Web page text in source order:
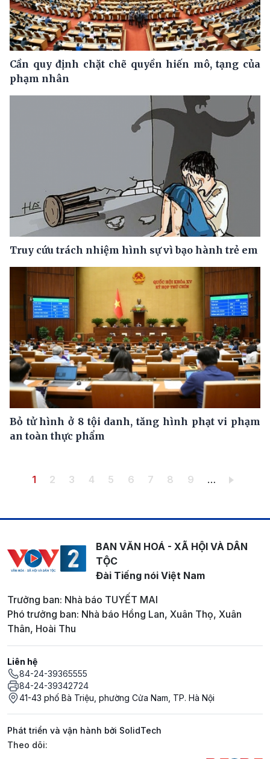
Cần quy định chặt chẽ quyền hiến mô, tạng của
phạm nhân
Truy cứu trách nhiệm hình sự vì bạo hành trẻ em
Bỏ tử hình ở 8 tội danh, tăng hình phạt vi phạm
an toàn thực phẩm
Pagination
Trang hiện thời
1 Trang
2 Trang
3 Trang
4 Trang
5 Trang
6 Trang
7 Trang
8 Trang
9 …
BAN VĂN HOÁ - XÃ HỘI VÀ DÂN
TỘC
Đài Tiếng nói Việt Nam
Trưởng ban: Nhà báo TUYẾT MAI
Phó trưởng ban: Nhà báo Hồng Lan, Xuân Thọ, Xuân
Thân, Hoài Thu
Liên hệ
84-24-39365555
84-24-39342724
41-43 phố Bà Triệu, phường Cửa Nam, TP. Hà Nội
Phát triển và vận hành bởi SolidTech
Mạng xã hội
Theo dõi: